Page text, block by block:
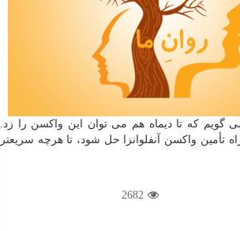
گویم که تا دیماه هم می توان این واکسن را زد.
تأمین واکسن آنفلوانزا حل شود، تا هرچه سریعتر
2682